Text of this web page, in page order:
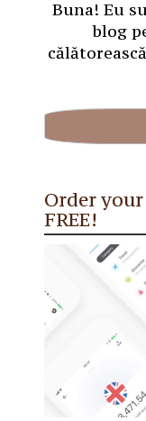
Buna! Eu
blog
Order your
FREE!